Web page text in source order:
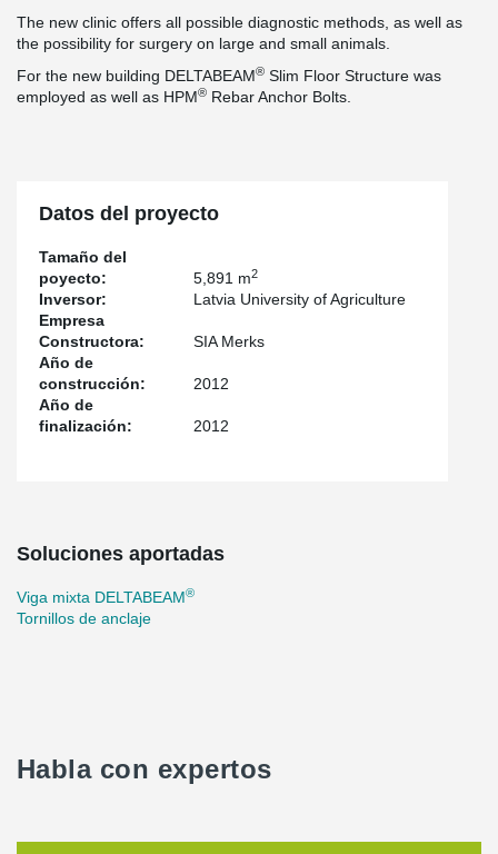
The new clinic offers all possible diagnostic methods, as well as
the possibility for surgery on large and small animals.
For the new building DELTABEAM® Slim Floor Structure was
employed as well as HPM® Rebar Anchor Bolts.
Datos del proyecto
Tamaño del
poyecto:
5,891 m2
Inversor:
Latvia University of Agriculture
Empresa
Constructora:
SIA Merks
Año de
construcción:
2012
Año de
finalización:
2012
Soluciones aportadas
Viga mixta DELTABEAM®
Tornillos de anclaje
Habla con expertos